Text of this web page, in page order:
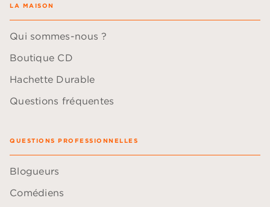
LA MAISON
Qui sommes-nous ?
Boutique CD
Hachette Durable
Questions fréquentes
QUESTIONS PROFESSIONNELLES
Blogueurs
Comédiens